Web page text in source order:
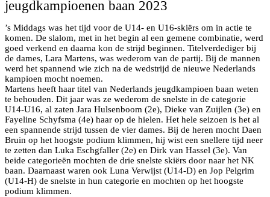
jeugdkampioenen baan 2023
’s Middags was het tijd voor de U14- en U16-skiërs om in actie te
komen. De slalom, met in het begin al een gemene combinatie, werd
goed verkend en daarna kon de strijd beginnen. Titelverdediger bij
de dames, Lara Martens, was wederom van de partij. Bij de mannen
werd het spannend wie zich na de wedstrijd de nieuwe Nederlands
kampioen mocht noemen.
Martens heeft haar titel van Nederlands jeugdkampioen baan weten
te behouden. Dit jaar was ze wederom de snelste in de categorie
U14-U16, al zaten Jara Hulsenboom (2e), Dieke van Zuijlen (3e) en
Fayeline Schyfsma (4e) haar op de hielen. Het hele seizoen is het al
een spannende strijd tussen de vier dames. Bij de heren mocht Daen
Bruin op het hoogste podium klimmen, hij wist een snellere tijd neer
te zetten dan Luka Eschgfaller (2e) en Dirk van Hassel (3e). Van
beide categorieën mochten de drie snelste skiërs door naar het NK
baan. Daarnaast waren ook Luna Verwijst (U14-D) en Jop Pelgrim
(U14-H) de snelste in hun categorie en mochten op het hoogste
podium klimmen.